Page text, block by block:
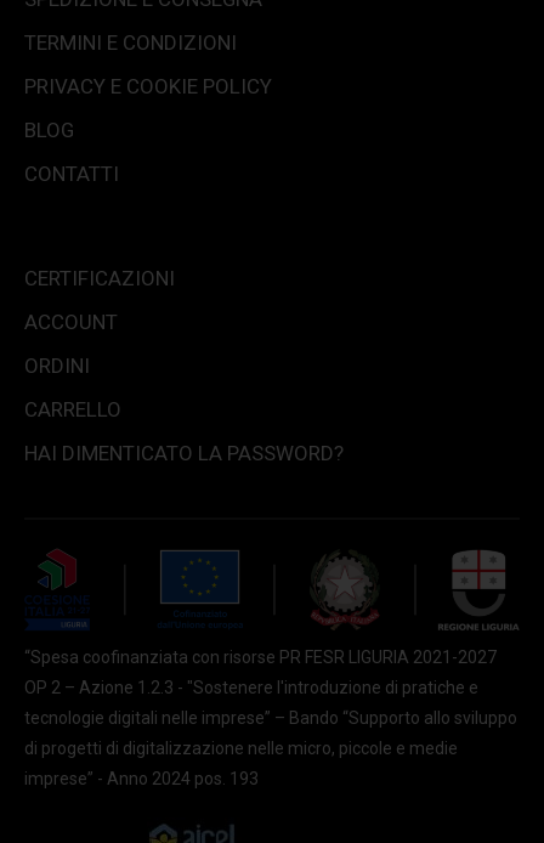
TERMINI E CONDIZIONI
PRIVACY E COOKIE POLICY
BLOG
CONTATTI
CERTIFICAZIONI
ACCOUNT
ORDINI
CARRELLO
HAI DIMENTICATO LA PASSWORD?
“Spesa coofinanziata con risorse PR FESR LIGURIA 2021-2027
OP 2 – Azione 1.2.3 - "Sostenere l'introduzione di pratiche e
tecnologie digitali nelle imprese” – Bando “Supporto allo sviluppo
di progetti di digitalizzazione nelle micro, piccole e medie
imprese” - Anno 2024 pos. 193